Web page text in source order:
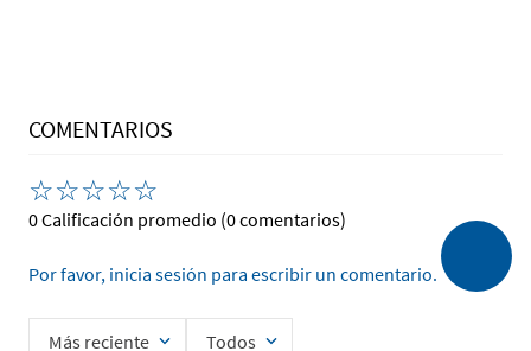
COMENTARIOS
☆☆☆☆☆
0 Calificación promedio (0 comentarios)
Por favor, inicia sesión para escribir un comentario.
Más reciente Todos